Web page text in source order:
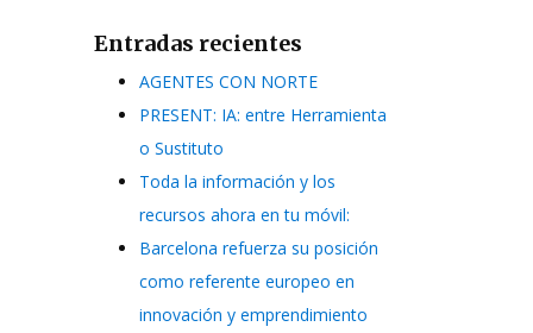
Entradas recientes
AGENTES CON NORTE
PRESENT: IA: entre Herramienta
o Sustituto
Toda la información y los
recursos ahora en tu móvil:
Barcelona refuerza su posición
como referente europeo en
innovación y emprendimiento